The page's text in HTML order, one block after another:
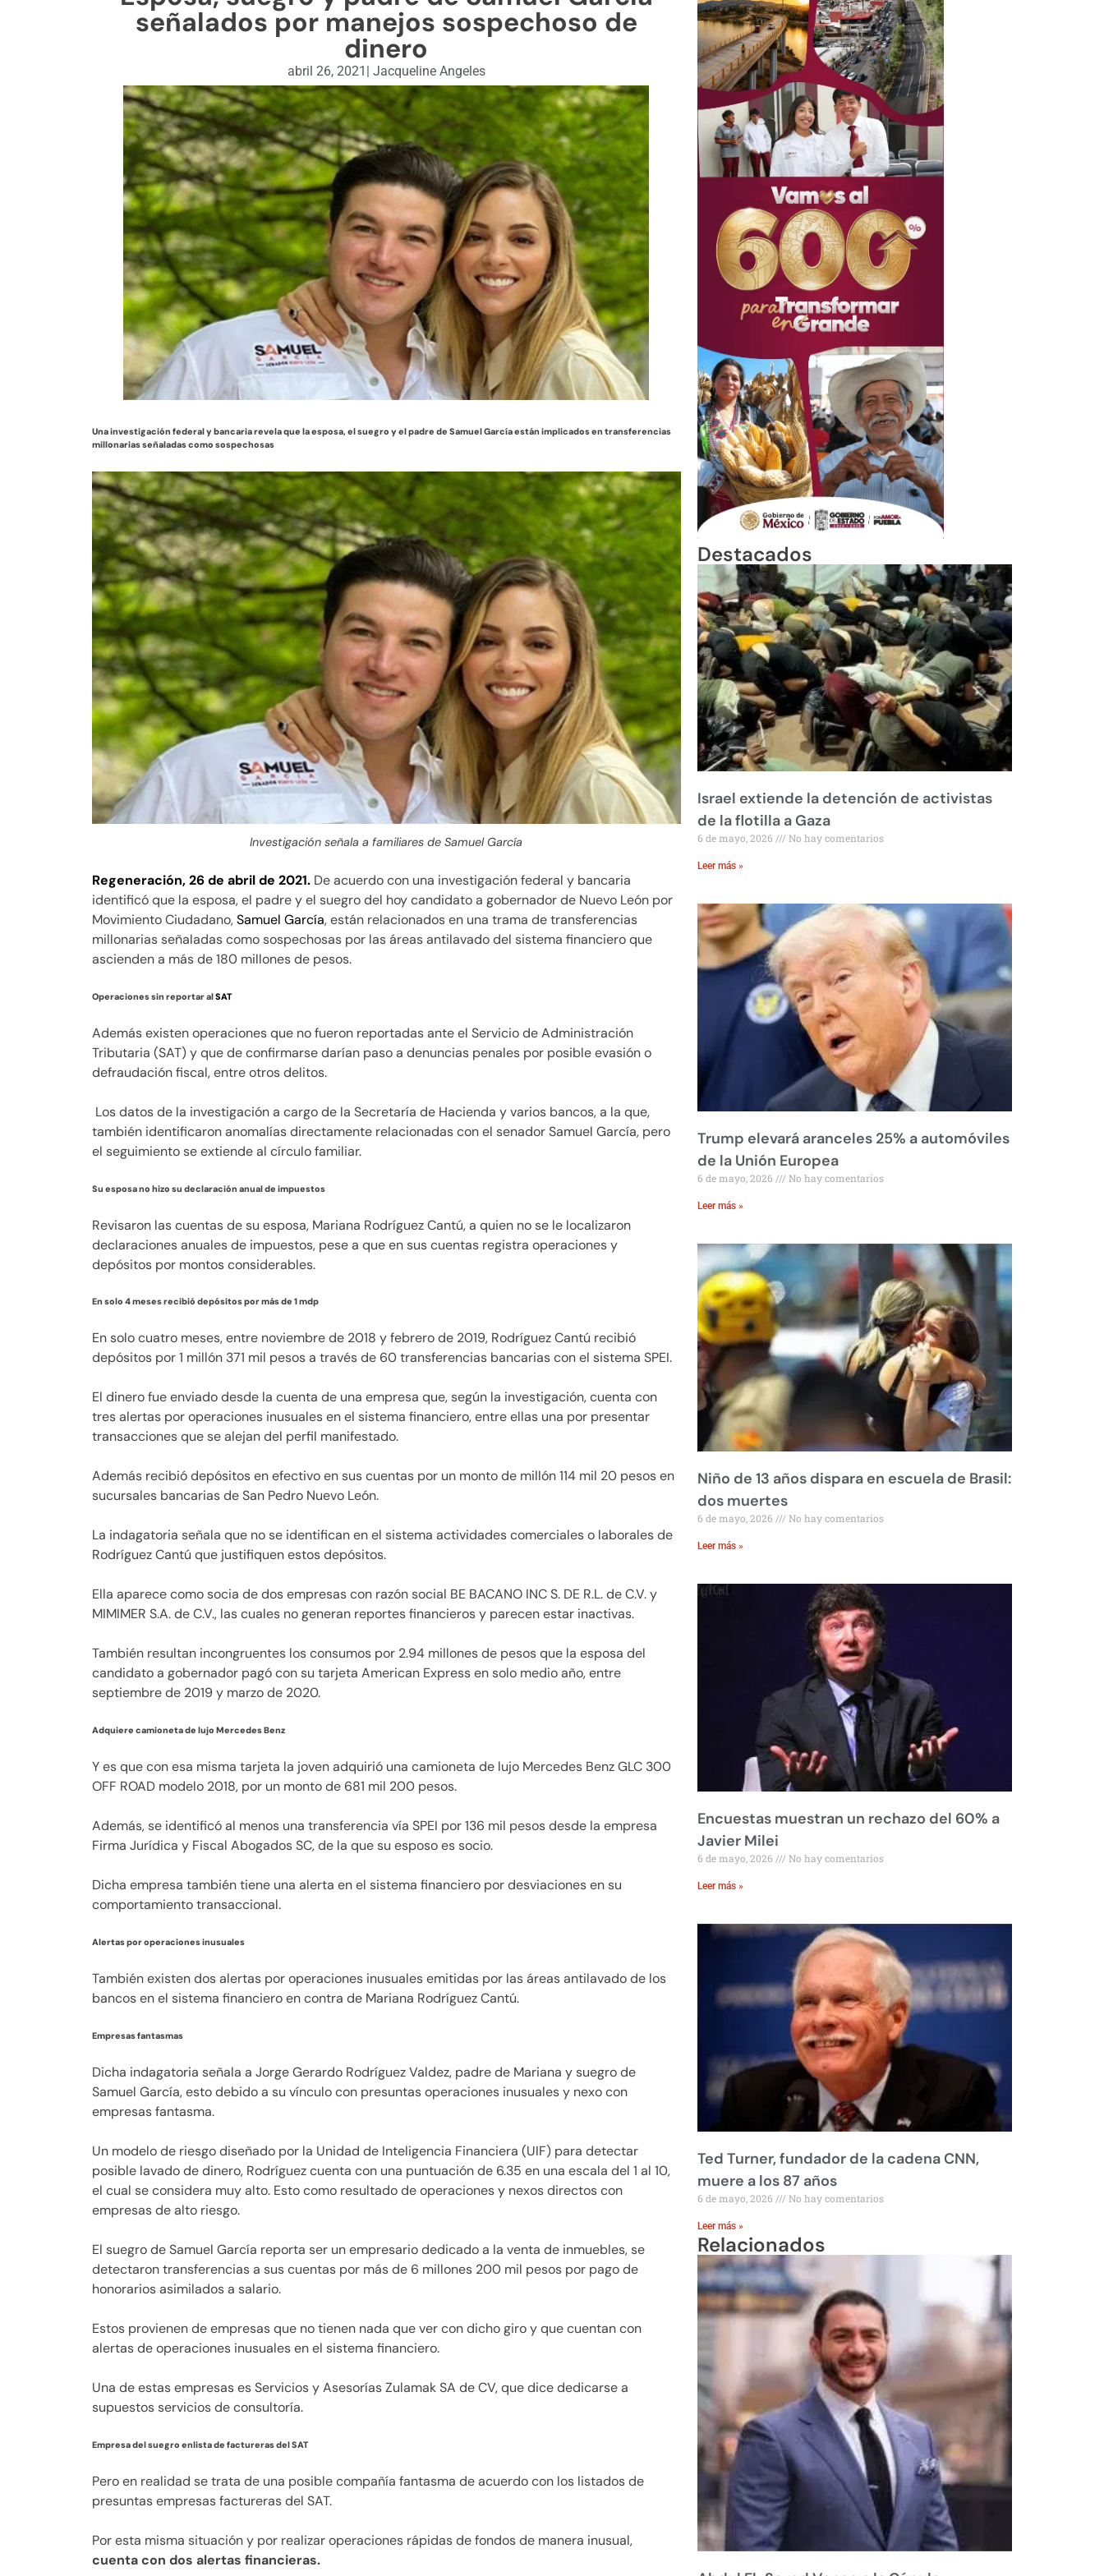
señalados por manejos sospechoso de
dinero
abril 26, 2021 Jacqueline Angeles
Una investigación federal y bancaria revela que la esposa, el suegro y el padre de Samuel García están implicados en transferencias
millonarias señaladas como sospechosas
Investigación señala a familiares de Samuel García
Regeneración, 26 de abril de 2021. De acuerdo con una investigación federal y bancaria
identificó que la esposa, el padre y el suegro del hoy candidato a gobernador de Nuevo León por
Movimiento Ciudadano,Samuel García, están relacionados en una trama de transferencias
millonarias señaladas como sospechosas por las áreas antilavado del sistema financiero que
ascienden a más de 180 millones de pesos.
Operaciones sin reportar alSAT
Además existen operaciones que no fueron reportadas ante el Servicio de Administración
Tributaria (SAT) y que de confirmarse darían paso a denuncias penales por posible evasión o
defraudación fiscal, entre otros delitos.
Los datos de la investigación a cargo de la Secretaría de Hacienda y varios bancos, a la que,
también identificaron anomalías directamente relacionadas con el senador Samuel García, pero
el seguimiento se extiende al círculo familiar.
Su esposa no hizo su declaración anual de impuestos
Revisaron las cuentas de su esposa, Mariana Rodríguez Cantú, a quien no se le localizaron
declaraciones anuales de impuestos, pese a que en sus cuentas registra operaciones y
depósitos por montos considerables.
En solo 4 meses recibió depósitos por más de 1 mdp
En solo cuatro meses, entre noviembre de 2018 y febrero de 2019, Rodríguez Cantú recibió
depósitos por 1 millón 371 mil pesos a través de 60 transferencias bancarias con el sistema SPEI.
El dinero fue enviado desde la cuenta de una empresa que, según la investigación, cuenta con
tres alertas por operaciones inusuales en el sistema financiero, entre ellas una por presentar
transacciones que se alejan del perfil manifestado.
Además recibió depósitos en efectivo en sus cuentas por un monto de millón 114 mil 20 pesos en
sucursales bancarias de San Pedro Nuevo León.
La indagatoria señala que no se identifican en el sistema actividades comerciales o laborales de
Rodríguez Cantú que justifiquen estos depósitos.
Ella aparece como socia de dos empresas con razón social BE BACANO INC S. DE R.L. de C.V. y
MIMIMER S.A. de C.V., las cuales no generan reportes financieros y parecen estar inactivas.
También resultan incongruentes los consumos por 2.94 millones de pesos que la esposa del
candidato a gobernador pagó con su tarjeta American Express en solo medio año, entre
septiembre de 2019 y marzo de 2020.
Adquiere camioneta de lujo Mercedes Benz
Y es que con esa misma tarjeta la joven adquirió una camioneta de lujo Mercedes Benz GLC 300
OFF ROAD modelo 2018, por un monto de 681 mil 200 pesos.
Además, se identificó al menos una transferencia vía SPEI por 136 mil pesos desde la empresa
Firma Jurídica y Fiscal Abogados SC, de la que su esposo es socio.
Dicha empresa también tiene una alerta en el sistema financiero por desviaciones en su
comportamiento transaccional.
Alertas por operaciones inusuales
También existen dos alertas por operaciones inusuales emitidas por las áreas antilavado de los
bancos en el sistema financiero en contra de Mariana Rodríguez Cantú.
Empresas fantasmas
Dicha indagatoria señala a Jorge Gerardo Rodríguez Valdez, padre de Mariana y suegro de
Samuel García, esto debido a su vínculo con presuntas operaciones inusuales y nexo con
empresas fantasma.
Un modelo de riesgo diseñado por la Unidad de Inteligencia Financiera (UIF) para detectar
posible lavado de dinero, Rodríguez cuenta con una puntuación de 6.35 en una escala del 1 al 10,
el cual se considera muy alto. Esto como resultado de operaciones y nexos directos con
empresas de alto riesgo.
El suegro de Samuel García reporta ser un empresario dedicado a la venta de inmuebles, se
detectaron transferencias a sus cuentas por más de 6 millones 200 mil pesos por pago de
honorarios asimilados a salario.
Estos provienen de empresas que no tienen nada que ver con dicho giro y que cuentan con
alertas de operaciones inusuales en el sistema financiero.
Una de estas empresas es Servicios y Asesorías Zulamak SA de CV, que dice dedicarse a
supuestos servicios de consultoría.
Empresa del suegro enlista de factureras del SAT
Pero en realidad se trata de una posible compañía fantasma de acuerdo con los listados de
presuntas empresas factureras del SAT.
Por esta misma situación y por realizar operaciones rápidas de fondos de manera inusual,
cuenta con dos alertas financieras.
Destacados
Israel extiende la detención de activistas
de la flotilla a Gaza
6 de mayo, 2026 No hay comentarios
Leer más »
Trump elevará aranceles 25% a automóviles
de la Unión Europea
6 de mayo, 2026 No hay comentarios
Leer más »
Niño de 13 años dispara en escuela de Brasil:
dos muertes
6 de mayo, 2026 No hay comentarios
Leer más »
Encuestas muestran un rechazo del 60% a
Javier Milei
6 de mayo, 2026 No hay comentarios
Leer más »
Ted Turner, fundador de la cadena CNN,
muere a los 87 años
6 de mayo, 2026 No hay comentarios
Leer más »
Relacionados